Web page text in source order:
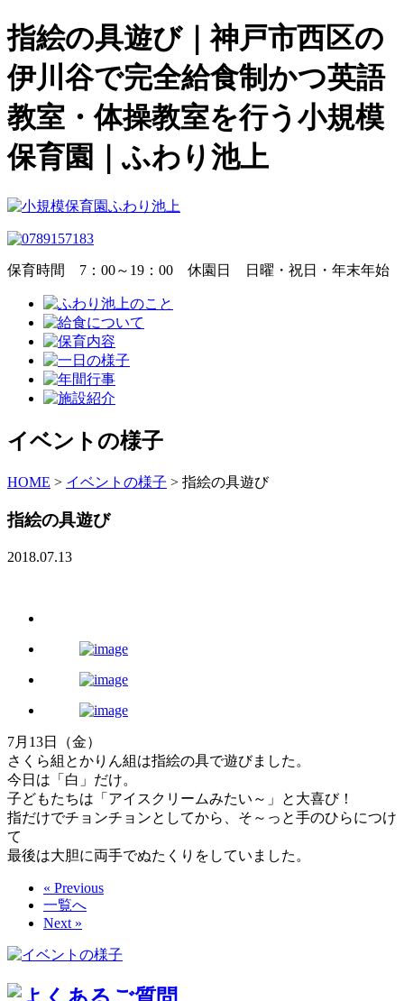
指絵の具遊び｜神戸市西区の
伊川谷で完全給食制かつ英語
教室・体操教室を行う小規模
保育園｜ふわり池上
保育時間 7：00～19：00 休園日 日曜・祝日・年末年始
イベントの様子
HOME > イベントの様子 > 指絵の具遊び
指絵の具遊び
2018.07.13
7月13日（金）
さくら組とかりん組は指絵の具で遊びました。
今日は「白」だけ。
子どもたちは「アイスクリームみたい～」と大喜び！
指だけでチョンチョンとしてから、そ～っと手のひらにつけ
て
最後は大胆に両手でぬたくりをしていました。
« Previous
一覧へ
Next »